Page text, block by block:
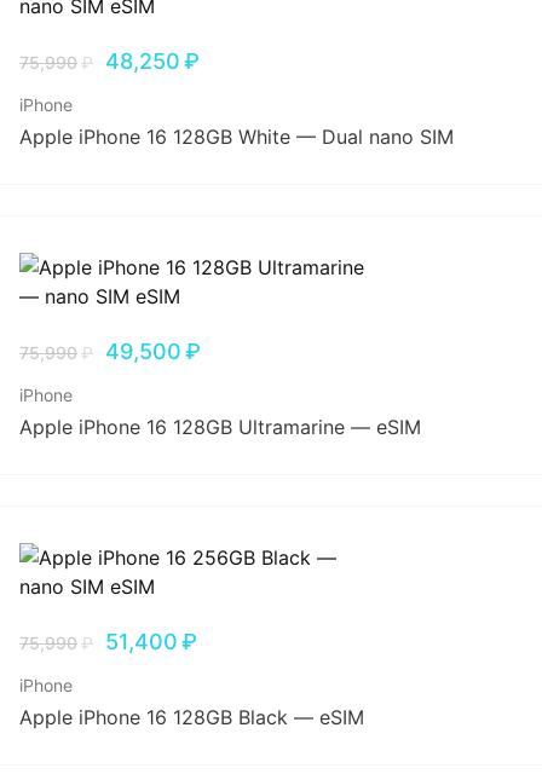
75,990₽ 48,250₽
iPhone
Apple iPhone 16 128GB White — Dual nano SIM
75,990₽ 49,500₽
iPhone
Apple iPhone 16 128GB Ultramarine — eSIM
75,990₽ 51,400₽
iPhone
Apple iPhone 16 128GB Black — eSIM